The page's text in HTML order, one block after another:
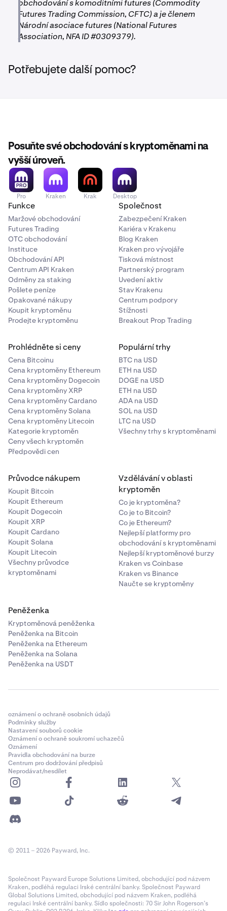
obchodování s komoditními futures (Commodity
Futures Trading Commission, CFTC) a je členem
Národní asociace futures (National Futures
Association, NFA ID #0309379).
Potřebujete další pomoc?
Posuňte své obchodování s kryptoměnami na
vyšší úroveň.
Pro Kraken Krak Desktop
Funkce
Maržové obchodování
Futures Trading
OTC obchodování
Instituce
Obchodování API
Centrum API Kraken
Odměny za staking
Pošlete peníze
Opakované nákupy
Koupit kryptoměnu
Prodejte kryptoměnu
Společnost
Zabezpečení Kraken
Kariéra v Krakenu
Blog Kraken
Kraken pro vývojáře
Tisková místnost
Partnerský program
Uvedení aktiv
Stav Krakenu
Centrum podpory
Stížnosti
Breakout Prop Trading
Prohlédněte si ceny
Cena Bitcoinu
Cena kryptoměny Ethereum
Cena kryptoměny Dogecoin
Cena kryptoměny XRP
Cena kryptoměny Cardano
Cena kryptoměny Solana
Cena kryptoměny Litecoin
Kategorie kryptoměn
Ceny všech kryptoměn
Předpovědi cen
Populární trhy
BTC na USD
ETH na USD
DOGE na USD
ETH na USD
ADA na USD
SOL na USD
LTC na USD
Všechny trhy s kryptoměnami
Průvodce nákupem
Koupit Bitcoin
Koupit Ethereum
Koupit Dogecoin
Koupit XRP
Koupit Cardano
Koupit Solana
Koupit Litecoin
Všechny průvodce
kryptoměnami
Vzdělávání v oblasti
kryptoměn
Co je kryptoměna?
Co je to Bitcoin?
Co je Ethereum?
Nejlepší platformy pro
obchodování s kryptoměnami
Nejlepší kryptoměnové burzy
Kraken vs Coinbase
Kraken vs Binance
Naučte se kryptoměny
Peněženka
Kryptoměnová peněženka
Peněženka na Bitcoin
Peněženka na Ethereum
Peněženka na Solana
Peněženka na USDT
oznámení o ochraně osobních údajů
Podmínky služby
Nastavení souborů cookie
Oznámení o ochraně soukromí uchazečů
Oznámení
Pravidla obchodování na burze
Centrum pro dodržování předpisů
Neprodávat/nesdílet
© 2011 – 2026 Payward, Inc.
Společnost Payward Europe Solutions Limited, obchodující pod názvem
Kraken, podléhá regulaci Irské centrální banky. Společnost Payward
Global Solutions Limited, obchodující pod názvem Kraken, podléhá
regulaci Irské centrální banky. Sídlo společnosti: 70 Sir John Rogerson’s